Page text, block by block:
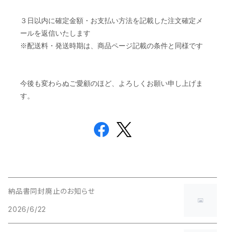
３日以内に確定金額・お支払い方法を記載した注文確定メ
ールを返信いたします
※配送料・発送時期は、商品ページ記載の条件と同様です
今後も変わらぬご愛顧のほど、よろしくお願い申し上げま
す。
納品書同封廃止のお知らせ
2026/6/22